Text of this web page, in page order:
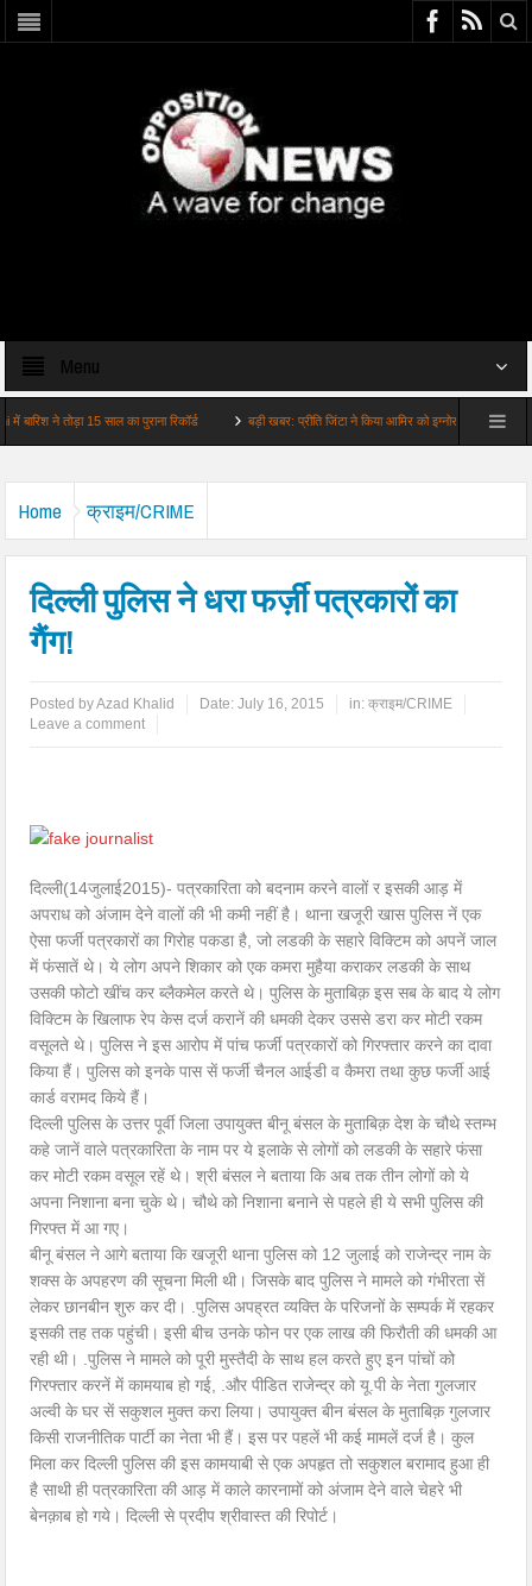
Menu
तोड़ा 15 साल का पुराना रिकॉर्ड बड़ी खबर: प्रीति जिंटा ने किया आमिर को इग्नोर वायरल हुआ व…
Home क्राइम/CRIME
दिल्ली पुलिस ने धरा फर्ज़ी पत्रकारों का
गैंग!
Posted byAzad Khalid Date:July 16, 2015 in:क्राइम/CRIME
Leave a comment
दिल्ली(14जुलाई2015)- पत्रकारिता को बदनाम करने वालों र इसकी आड़ में
अपराध को अंजाम देने वालों की भी कमी नहीं है। थाना खजूरी खास पुलिस नें एक
ऐसा फर्जी पत्रकारों का गिरोह पकडा है, जो लडकी के सहारे विक्टिम को अपनें जाल
में फंसातें थे। ये लोग अपने शिकार को एक कमरा मुहैया कराकर लडकी के साथ
उसकी फोटो खींच कर ब्लैकमेल करते थे। पुलिस के मुताबिक़ इस सब के बाद ये लोग
विक्टिम के खिलाफ रेप केस दर्ज करानें की धमकी देकर उससे डरा कर मोटी रकम
वसूलते थे। पुलिस ने इस आरोप में पांच फर्जी पत्रकारों को गिरफ्तार करने का दावा
किया हैं। पुलिस को इनके पास सें फर्जी चैनल आईडी व कैमरा तथा कुछ फर्जी आई
कार्ड वरामद किये हैं।
दिल्ली पुलिस के उत्तर पूर्वी जिला उपायुक्त बीनू बंसल के मुताबिक़ देश के चौथे स्तम्भ
कहे जानें वाले पत्रकारिता के नाम पर ये इलाके से लोगों को लडकी के सहारे फंसा
कर मोटी रकम वसूल रहें थे। श्री बंसल ने बताया कि अब तक तीन लोगों को ये
अपना निशाना बना चुके थे। चौथे को निशाना बनाने से पहले ही ये सभी पुलिस की
गिरफ्त में आ गए।
बीनू बंसल ने आगे बताया कि खजूरी थाना पुलिस को 12 जुलाई को राजेन्द्र नाम के
शक्स के अपहरण की सूचना मिली थी। जिसके बाद पुलिस ने मामले को गंभीरता सें
लेकर छानबीन शुरु कर दी। .पुलिस अपह्रत व्यक्ति के परिजनों के सम्पर्क में रहकर
इसकी तह तक पहुंची। इसी बीच उनके फोन पर एक लाख की फिरौती की धमकी आ
रही थी। .पुलिस ने मामले को पूरी मुस्तैदी के साथ हल करते हुए इन पांचों को
गिरफ्तार करनें में कामयाब हो गई, .और पीडित राजेन्द्र को यू.पी के नेता गुलजार
अल्वी के घर सें सकुशल मुक्त करा लिया। उपायुक्त बीन बंसल के मुताबिक़ गुलजार
किसी राजनीतिक पार्टी का नेता भी हैं। इस पर पहलें भी कई मामलें दर्ज है। कुल
मिला कर दिल्ली पुलिस की इस कामयाबी से एक अपहृत तो सकुशल बरामाद हुआ ही
है साथी ही पत्रकारिता की आड़ में काले कारनामों को अंजाम देने वाले चेहरे भी
बेनक़ाब हो गये। दिल्ली से प्रदीप श्रीवास्त की रिपोर्ट।